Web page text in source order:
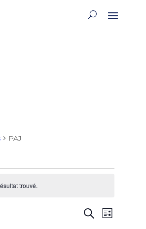
PAJ
trouvé.
Recherche
de
Liste